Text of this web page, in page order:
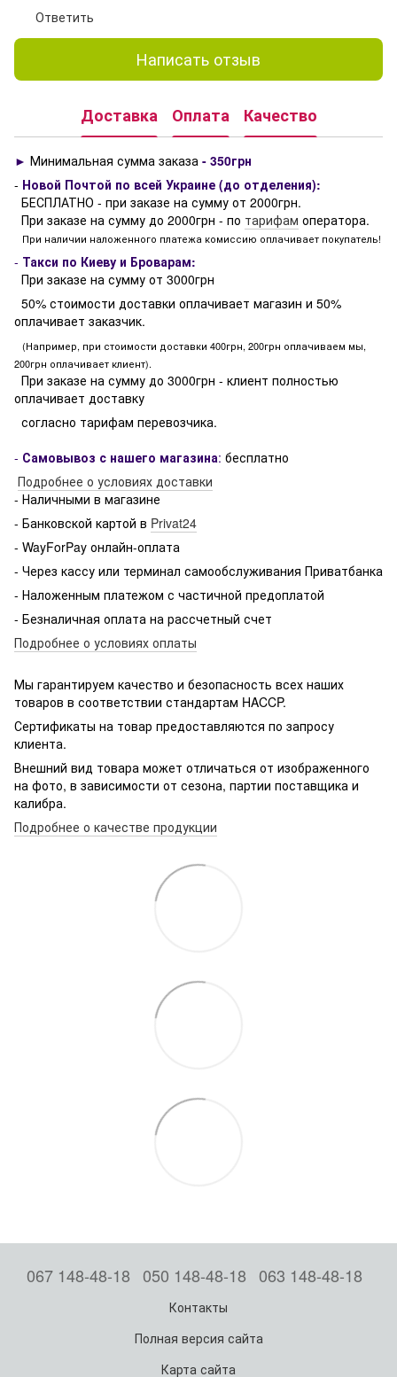
Ответить
Написать отзыв
Доставка Оплата Качество
► Минимальная сумма заказа - 350грн
- Новой Почтой по всей Украине (до отделения):
БЕСПЛАТНО - при заказе на сумму от 2000грн.
При заказе на сумму до 2000грн - по тарифам оператора.
При наличии наложенного платежа комиссию оплачивает покупатель!
- Такси по Киеву и Броварам:
При заказе на сумму от 3000грн
50% стоимости доставки оплачивает магазин и 50%
оплачивает заказчик.
(Например, при стоимости доставки 400грн, 200грн оплачиваем мы,
200грн оплачивает клиент).
При заказе на сумму до 3000грн - клиент полностью
оплачивает доставку
согласно тарифам перевозчика.
- Самовывоз с нашего магазина: бесплатно
Подробнее о условиях доставки
- Наличными в магазине
- Банковской картой в Privat24
- WayForPay онлайн-оплата
- Через кассу или терминал самообслуживания Приватбанка
- Наложенным платежом с частичной предоплатой
- Безналичная оплата на рассчетный счет
Подробнее о условиях оплаты
Мы гарантируем качество и безопасность всех наших
товаров в соответствии стандартам HACCP.
Сертификаты на товар предоставляются по запросу
клиента.
Внешний вид товара может отличаться от изображенного
на фото, в зависимости от сезона, партии поставщика и
калибра.
Подробнее о качестве продукции
067 148-48-18 050 148-48-18 063 148-48-18
Контакты
Полная версия сайта
Карта сайта